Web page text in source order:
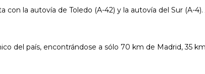
la autovía de Toledo (A-42) y la autovía del Sur (A-
del país, encontrándose a sólo 70 km de Madrid, 35